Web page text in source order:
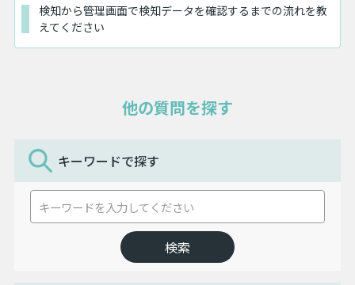
検知から管理画面で検知データを確認するまでの流れを教
えてください
他の質問を探す
キーワードで探す